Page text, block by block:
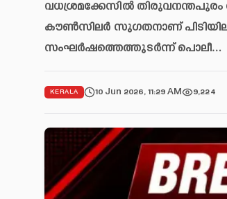
വധശ്രമക്കേസിൽ
കൗൺസിലർ സുഗതനാണ്
സംഘർഷത്തെത്തുടർന്ന് പൊലീ…
KERALA 10 Jun 2026, 11:29 AM 9,224